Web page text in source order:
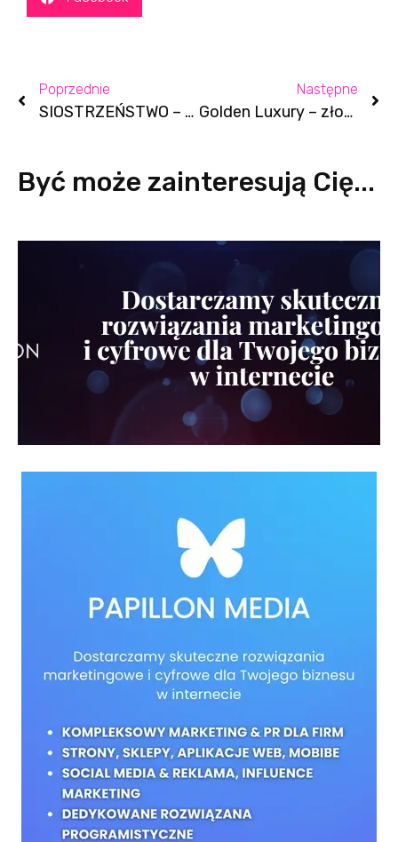
Poprzednie
SIOSTRZEŃSTWO – synonim marki PROPS – Relacja z eventu społeczności
Następne
Golden Luxury – złote skarpetki i rękawiczki, które zadbają o skórę stóp i dłoni
Być może zainteresują Cię...